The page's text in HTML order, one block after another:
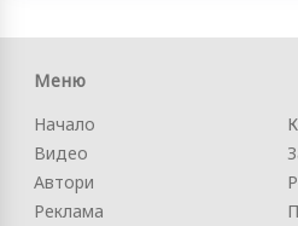
Меню
Начало
Видео
Автори
Реклама